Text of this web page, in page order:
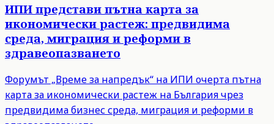
ИПИ представи пътна карта за
икономически растеж: предвидима
среда, миграция и реформи в
здравеопазването
Форумът „Време за напредък“ на ИПИ очерта пътна
карта за икономически растеж на България чрез
предвидима бизнес среда, миграция и реформи в